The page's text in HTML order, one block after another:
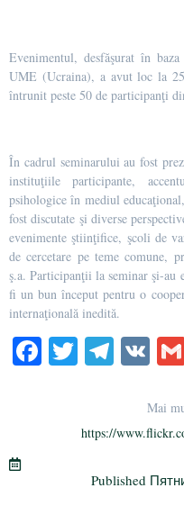
Evenimentul, desfăşurat în
UME (Ucraina), a avut loc la
întrunit peste 50 de participanţi
În cadrul seminarului au fost
instituţiile participante,
psihologice în mediul
fost discutate şi diverse
evenimente ştiinţifice, şcoli de
de cercetare pe teme comune,
ş.a. Participanţii la seminar şi-au
fi un bun început pentru o
internaţională inedită.
Fa T
r
Te
a
m
V
Mai
https://
Published